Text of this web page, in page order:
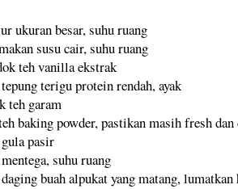
ukuran besar, suhu ruang
susu cair, suhu ruang
teh vanilla ekstrak
terigu protein rendah, ayak
teh garam
baking powder, pastikan masih fresh dan
pasir
suhu ruang
buah alpukat yang matang,